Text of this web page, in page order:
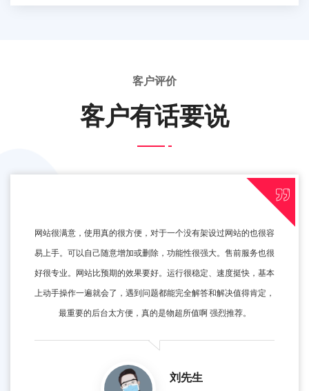
客户评价
客户有话要说
网站很满意，使用真的很方便，对于一个没有架设过网站的也很容
易上手。可以自己随意增加或删除，功能性很强大。售前服务也很
好很专业。网站比预期的效果要好。运行很稳定、速度挺快，基本
上动手操作一遍就会了，遇到问题都能完全解答和解决值得肯定，
最重要的后台太方便，真的是物超所值啊 强烈推荐。
刘先生